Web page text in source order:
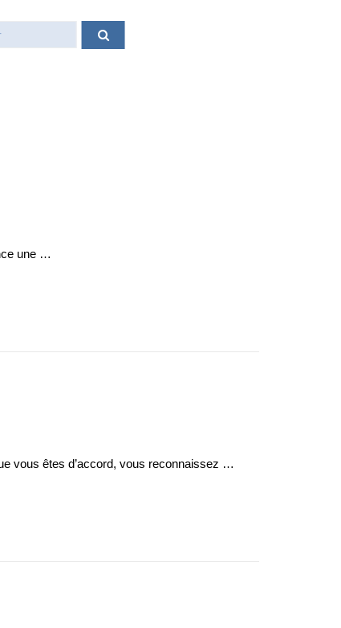
une …
vous êtes d’accord, vous reconnaissez …